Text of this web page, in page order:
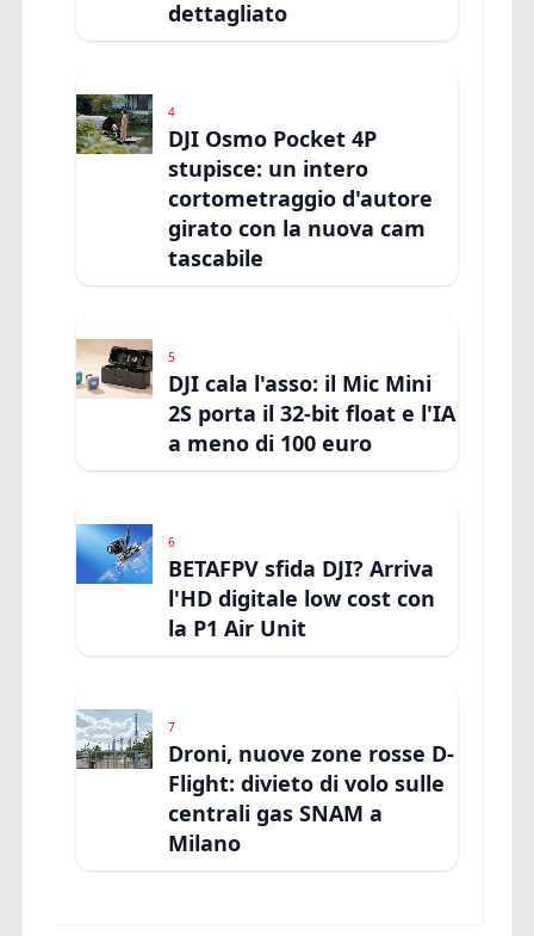
dettagliato
4
DJI Osmo Pocket 4P
stupisce: un intero
cortometraggio d'autore
girato con la nuova cam
tascabile
5
DJI cala l'asso: il Mic Mini
2S porta il 32-bit float e l'IA
a meno di 100 euro
6
BETAFPV sfida DJI? Arriva
l'HD digitale low cost con
la P1 Air Unit
7
Droni, nuove zone rosse D-
Flight: divieto di volo sulle
centrali gas SNAM a
Milano